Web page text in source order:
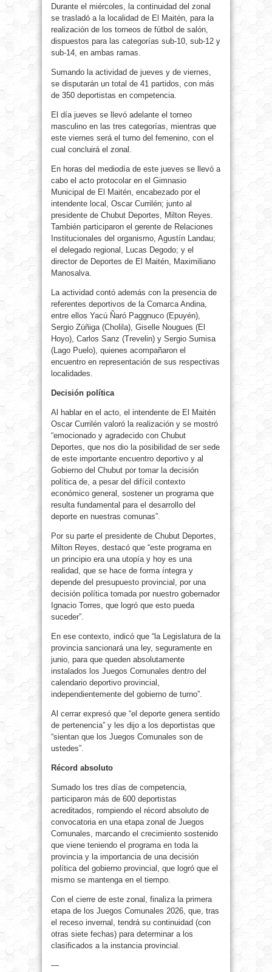
Durante el miércoles, la continuidad del zonal
se trasladó a la localidad de El Maitén, para la
realización de los torneos de fútbol de salón,
dispuestos para las categorías sub-10, sub-12 y
sub-14, en ambas ramas.
Sumando la actividad de jueves y de viernes,
se disputarán un total de 41 partidos, con más
de 350 deportistas en competencia.
El día jueves se llevó adelante el torneo
masculino en las tres categorías, mientras que
este viernes será el turno del femenino, con el
cual concluirá el zonal.
En horas del mediodía de este jueves se llevó a
cabo el acto protocolar en el Gimnasio
Municipal de El Maitén, encabezado por el
intendente local, Oscar Currilén; junto al
presidente de Chubut Deportes, Milton Reyes.
También participaron el gerente de Relaciones
Institucionales del organismo, Agustín Landau;
el delegado regional, Lucas Degodo; y el
director de Deportes de El Maitén, Maximiliano
Manosalva.
La actividad contó además con la presencia de
referentes deportivos de la Comarca Andina,
entre ellos Yacú Ñaró Paggnuco (Epuyén),
Sergio Zúñiga (Cholila), Giselle Nougues (El
Hoyo), Carlos Sanz (Trevelin) y Sergio Sumisa
(Lago Puelo), quienes acompañaron el
encuentro en representación de sus respectivas
localidades.
Decisión política
Al hablar en el acto, el intendente de El Maitén
Oscar Currilén valoró la realización y se mostró
“emocionado y agradecido con Chubut
Deportes, que nos dio la posibilidad de ser sede
de este importante encuentro deportivo y al
Gobierno del Chubut por tomar la decisión
política de, a pesar del difícil contexto
económico general, sostener un programa que
resulta fundamental para el desarrollo del
deporte en nuestras comunas”.
Por su parte el presidente de Chubut Deportes,
Milton Reyes, destacó que “este programa en
un principio era una utopía y hoy es una
realidad, que se hace de forma íntegra y
depende del presupuesto provincial, por una
decisión política tomada por nuestro gobernador
Ignacio Torres, que logró que esto pueda
suceder”.
En ese contexto, indicó que “la Legislatura de la
provincia sancionará una ley, seguramente en
junio, para que queden absolutamente
instalados los Juegos Comunales dentro del
calendario deportivo provincial,
independientemente del gobierno de turno”.
Al cerrar expresó que “el deporte genera sentido
de pertenencia” y les dijo a los deportistas que
“sientan que los Juegos Comunales son de
ustedes”.
Récord absoluto
Sumado los tres días de competencia,
participaron más de 600 deportistas
acreditados, rompiendo el récord absoluto de
convocatoria en una etapa zonal de Juegos
Comunales, marcando el crecimiento sostenido
que viene teniendo el programa en toda la
provincia y la importancia de una decisión
política del gobierno provincial, que logró que el
mismo se mantenga en el tiempo.
Con el cierre de este zonal, finaliza la primera
etapa de los Juegos Comunales 2026, que, tras
el receso invernal, tendrá su continuidad (con
otras siete fechas) para determinar a los
clasificados a la instancia provincial.
—